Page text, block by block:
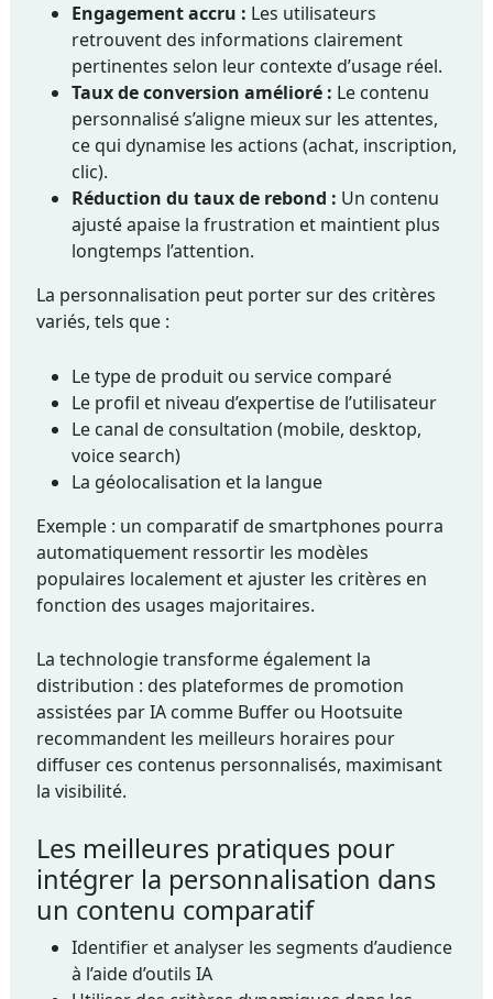
Engagement accru : Les utilisateurs
retrouvent des informations clairement
pertinentes selon leur contexte d’usage réel.
Taux de conversion amélioré : Le contenu
personnalisé s’aligne mieux sur les attentes,
ce qui dynamise les actions (achat, inscription,
clic).
Réduction du taux de rebond : Un contenu
ajusté apaise la frustration et maintient plus
longtemps l’attention.
La personnalisation peut porter sur des critères
variés, tels que :
Le type de produit ou service comparé
Le profil et niveau d’expertise de l’utilisateur
Le canal de consultation (mobile, desktop,
voice search)
La géolocalisation et la langue
Exemple : un comparatif de smartphones pourra
automatiquement ressortir les modèles
populaires localement et ajuster les critères en
fonction des usages majoritaires.
La technologie transforme également la
distribution : des plateformes de promotion
assistées par IA comme Buffer ou Hootsuite
recommandent les meilleurs horaires pour
diffuser ces contenus personnalisés, maximisant
la visibilité.
Les meilleures pratiques pour
intégrer la personnalisation dans
un contenu comparatif
Identifier et analyser les segments d’audience
à l’aide d’outils IA